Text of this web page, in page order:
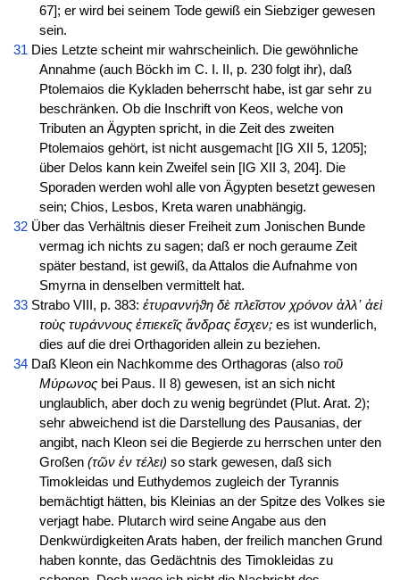
67]; er wird bei seinem Tode gewiß ein Siebziger gewesen
sein.
31Dies Letzte scheint mir wahrscheinlich. Die gewöhnliche
Annahme (auch Böckh im C. I. II, p. 230 folgt ihr), daß
Ptolemaios die Kykladen beherrscht habe, ist gar sehr zu
beschränken. Ob die Inschrift von Keos, welche von
Tributen an Ägypten spricht, in die Zeit des zweiten
Ptolemaios gehört, ist nicht ausgemacht [IG XII 5, 1205];
über Delos kann kein Zweifel sein [IG XII 3, 204]. Die
Sporaden werden wohl alle von Ägypten besetzt gewesen
sein; Chios, Lesbos, Kreta waren unabhängig.
32Über das Verhältnis dieser Freiheit zum Jonischen Bunde
vermag ich nichts zu sagen; daß er noch geraume Zeit
später bestand, ist gewiß, da Attalos die Aufnahme von
Smyrna in denselben vermittelt hat.
33Strabo VIII, p. 383: ἐτυραννήϑη δὲ πλεῖστον χρόνον ἀλλ᾽ ἀεὶ
τοὺς τυράννους ἐπιεκεῖς ἄνδρας ἔσχεν;es ist wunderlich,
dies auf die drei Orthagoriden allein zu beziehen.
34Daß Kleon ein Nachkomme des Orthagoras (alsoτοῦ
Μύρωνοςbei Paus. II 8) gewesen, ist an sich nicht
unglaublich, aber doch zu wenig begründet (Plut. Arat. 2);
sehr abweichend ist die Darstellung des Pausanias, der
angibt, nach Kleon sei die Begierde zu herrschen unter den
Großen (τῶν ἐν τέλει) so stark gewesen, daß sich
Timokleidas und Euthydemos zugleich der Tyrannis
bemächtigt hätten, bis Kleinias an der Spitze des Volkes sie
verjagt habe. Plutarch wird seine Angabe aus den
Denkwürdigkeiten Arats haben, der freilich manchen Grund
haben konnte, das Gedächtnis des Timokleidas zu